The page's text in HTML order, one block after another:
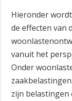
Hieronder
de effecten van
vanuit het
Onder
zijn belastingen